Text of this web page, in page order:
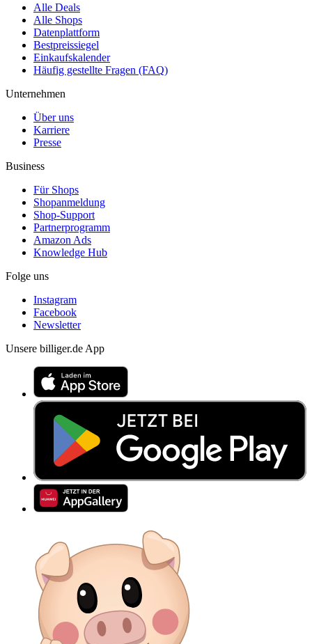
Alle Deals
Alle Shops
Datenplattform
Bestpreissiegel
Einkaufskalender
Häufig gestellte Fragen (FAQ)
Unternehmen
Über uns
Karriere
Presse
Business
Für Shops
Shopanmeldung
Shop-Support
Partnerprogramm
Amazon Ads
Knowledge Hub
Folge uns
Instagram
Facebook
Newsletter
Unsere billiger.de App